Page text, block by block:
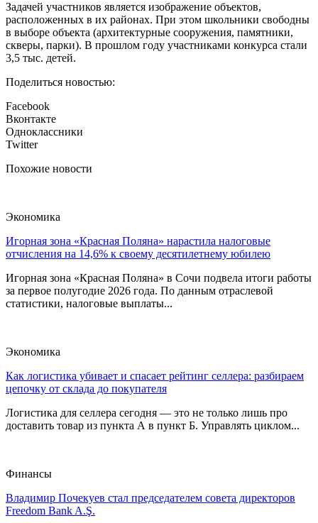
Задачей участников является изображение объектов,
расположенных в их районах. При этом школьники свободны
в выборе объекта (архитектурные сооружения, памятники,
скверы, парки). В прошлом году участниками конкурса стали
3,5 тыс. детей.
Поделиться новостью:
Facebook
Вконтакте
Одноклассники
Twitter
Похожие новости
Экономика
Игорная зона «Красная Поляна» нарастила налоговые
отчисления на 14,6% к своему десятилетнему юбилею
Игорная зона «Красная Поляна» в Сочи подвела итоги работы
за первое полугодие 2026 года. По данным отраслевой
статистики, налоговые выплаты...
Экономика
Как логистика убивает и спасает рейтинг селлера: разбираем
цепочку от склада до покупателя
Логистика для селлера сегодня — это не только лишь про
доставить товар из пункта А в пункт Б. Управлять циклом...
Финансы
Владимир Почекуев стал председателем совета директоров
Freedom Bank A.Ş.